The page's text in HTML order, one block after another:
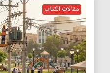
مقالات الكتاب